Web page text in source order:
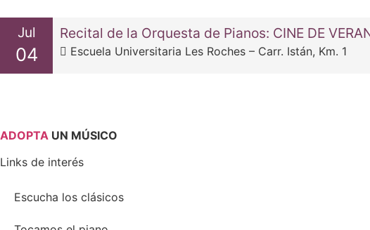
Jul
04
Recital de la Orquesta de Pianos: CINE DE
Escuela Universitaria Les Roches – Carr. Istán, Km. 1
ADOPTA UN MÚSICO
Links de interés
Escucha los clásicos